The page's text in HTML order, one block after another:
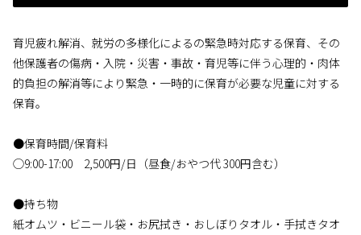
育児疲れ解消、就労の多様化によるの緊急時対応する保育、その
他保護者の傷病・入院・災害・事故・育児等に伴う心理的・肉体
的負担の解消等により緊急・一時的に保育が必要な児童に対する
保育。
●保育時間/保育料
◯9:00-17:00 2,500円/日（昼食/おやつ代 300円含む）
●持ち物
紙オムツ・ビニール袋・お尻拭き・おしぼりタオル・手拭きタオ